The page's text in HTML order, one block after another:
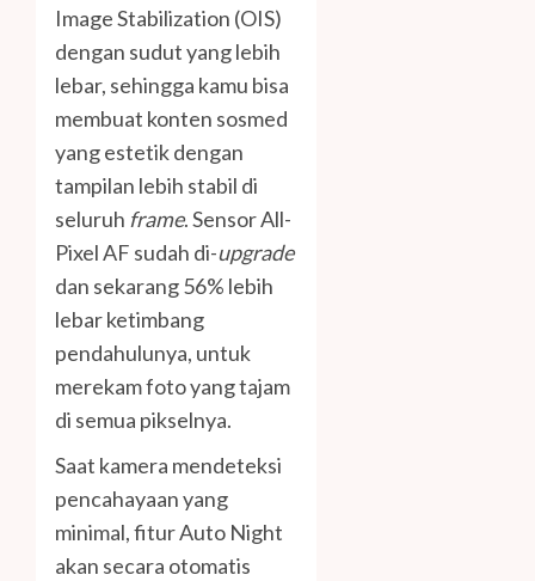
Image Stabilization (OIS)
dengan sudut yang lebih
lebar, sehingga kamu bisa
membuat konten sosmed
yang estetik dengan
tampilan lebih stabil di
seluruh frame. Sensor All-
Pixel AF sudah di-upgrade
dan sekarang 56% lebih
lebar ketimbang
pendahulunya, untuk
merekam foto yang tajam
di semua pikselnya.
Saat kamera mendeteksi
pencahayaan yang
minimal, fitur Auto Night
akan secara otomatis